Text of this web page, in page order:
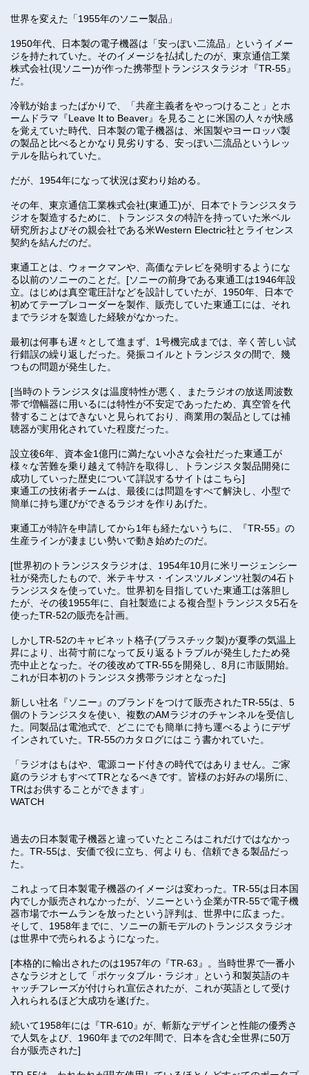
世界を変えた「1955年のソニー製品」
1950年代、日本製の電子機器は「安っぽい二流品」というイメー
ジを持たれていた。そのイメージを払拭したのが、東京通信工業
株式会社(現ソニー)が作った携帯型トランジスタラジオ『TR-55』
だ。
冷戦が始まったばかりで、「共産主義者をやっつけること」とホ
ームドラマ『Leave It to Beaver』を見ることに米国の人々が快感
を覚えていた時代、日本製の電子機器は、米国製やヨーロッパ製
の製品と比べるとかなり見劣りする、安っぽい二流品というレッ
テルを貼られていた。
だが、1954年になって状況は変わり始める。
その年、東京通信工業株式会社(東通工)が、日本でトランジスタラ
ジオを製造するために、トランジスタの特許を持っていた米ベル
研究所およびその親会社である米Western Electric社とライセンス
契約を結んだのだ。
東通工とは、ウォークマンや、高価なテレビを発明するようにな
る以前のソニーのことだ。[ソニーの前身である東通工は1946年設
立。はじめは真空電圧計などを設計していたが、1950年、日本で
初めてテープレコーダーを製作、販売していた東通工には、それ
までラジオを製造した経験がなかった。
最初は何事も遅々として進まず、1号機完成までは、辛く苦しい試
行錯誤の繰り返しだった。発振コイルとトランジスタの間で、幾
つもの問題が発生した。
[当時のトランジスタは温度特性が悪く、またラジオの放送周波数
帯で増幅器に用いるには特性が不安定であったため、真空管を代
替することはできないと見られており、商業用の製品としては補
聴器が実用化されていた程度だった。
設立後6年、資本金1億円に満たない小さな会社だった東通工が
様々な苦難を乗り越えて特許を取得し、トランジスタ製品開発に
成功していった歴史について詳説するサイトはこちら]
東通工の技術者チームは、最後には問題をすべて解決し、小型で
簡単に持ち運びができるラジオを作りあげた。
東通工が特許を申請してから1年も経たないうちに、『TR-55』の
生産ラインが凄まじい勢いで動き始めたのだ。
[世界初のトランジスタラジオは、1954年10月に米リージェンシー
社が発売したもので、米テキサス・インスツルメンツ社製の4石ト
ランジスタを使っていた。世界初を目指していた東通工は落胆し
たが、その後1955年に、自社製造による複合型トランジスタ5石を
使ったTR-52の販売を計画。
しかしTR-52のキャビネット格子(プラスチック製)が夏季の気温上
昇により、出荷寸前になって反り返るトラブルが発生したため発
売中止となった。その後改めてTR-55を開発し、8月に市販開始。
これが日本初のトランジスタ携帯ラジオとなった]
新しい社名『ソニー』のブランドをつけて販売されたTR-55は、5
個のトランジスタを使い、複数のAMラジオのチャンネルを受信し
た。同製品は電池式で、どこにでも簡単に持ち運べるようにデザ
インされていた。TR-55のカタログにはこう書かれていた。
「ラジオはもはや、電源コード付きの時代ではありません。ご家
庭のラジオもすべてTRとなるべきです。皆様のお好みの場所に、
TRはお供することができます」
WATCH
過去の日本製電子機器と違っていたところはこれだけではなかっ
た。TR-55は、安価で役に立ち、何よりも、信頼できる製品だっ
た。
これよって日本製電子機器のイメージは変わった。TR-55は日本国
内でしか販売されなかったが、ソニーという企業がTR-55で電子機
器市場でホームランを放ったという評判は、世界中に広まった。
そして、1958年までに、ソニーの新モデルのトランジスタラジオ
は世界中で売られるようになった。
[本格的に輸出されたのは1957年の『TR-63』。当時世界で一番小
さなラジオとして「ポケッタブル・ラジオ」という和製英語のキ
ャッチフレーズが付けられ宣伝されたが、これが英語として受け
入れられるほど大成功を遂げた。
続いて1958年には『TR-610』が、斬新なデザインと性能の優秀さ
で人気をよび、1960年までの2年間で、日本を含む全世界に50万
台が販売された]